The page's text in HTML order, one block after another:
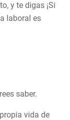
y te digas ¡Si
laboral es
saber.
vida de